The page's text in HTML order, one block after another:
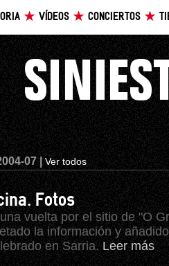
VÍDEOS CONCIERTOS
07 |Ver todos
Fotos
vuelta por el sitio de "O
la información y
en Sarria.Leer más